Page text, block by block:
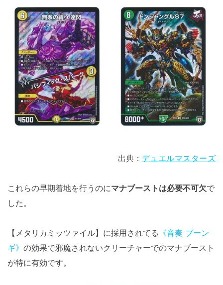
出典： デュエルマスターズ
これらの早期着地を行うのにマナブーストは必要不可欠で
した。
【メタリカミッツァイル】に採用されてる 《音奏 プーン
ギ》 の効果で邪魔されないクリーチャーでのマナブースト
が特に有効です。